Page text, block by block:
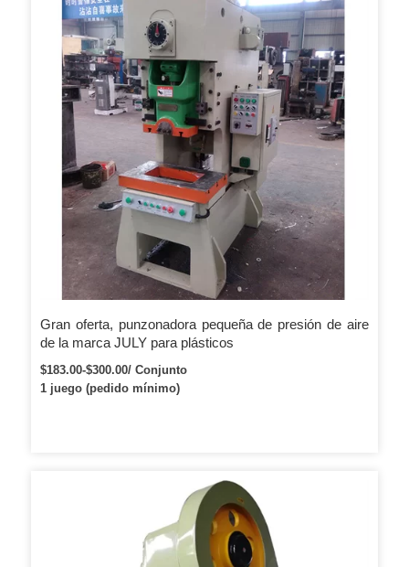
Gran oferta, punzonadora pequeña de presión de aire
de la marca JULY para plásticos
$183.00-$300.00/ Conjunto
1 juego (pedido mínimo)